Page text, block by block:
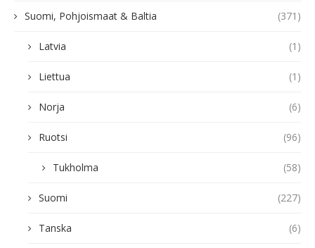
Suomi, Pohjoismaat & Baltia (371)
Latvia (1)
Liettua (1)
Norja (6)
Ruotsi (96)
Tukholma (58)
Suomi (227)
Tanska (6)